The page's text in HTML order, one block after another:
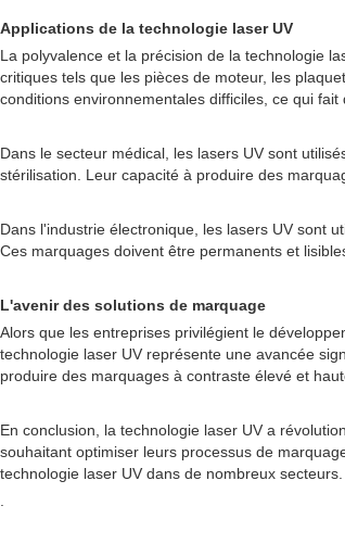
Applications de la technologie laser UV
La polyvalence et la précision de la technologie
critiques tels que les pièces de moteur, les
conditions environnementales difficiles, ce qui fait
Dans le secteur médical, les lasers UV sont
stérilisation. Leur capacité à produire des
Dans l'industrie électronique, les lasers UV sont
Ces marquages doivent être permanents et
L'avenir des solutions de marquage
Alors que les entreprises privilégient le
technologie laser UV représente une avancée
produire des marquages à contraste élevé et
En conclusion, la technologie laser UV a
souhaitant optimiser leurs processus de
technologie laser UV dans de nombreux secteurs.